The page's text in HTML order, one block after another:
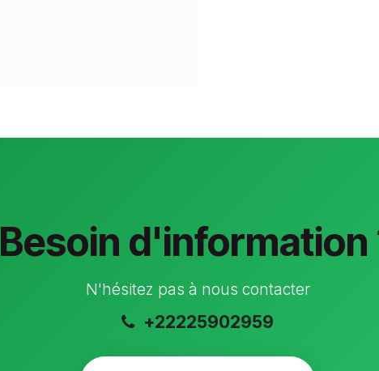
Besoin d'information
N'hésitez pas à nous contacter
+22225902959